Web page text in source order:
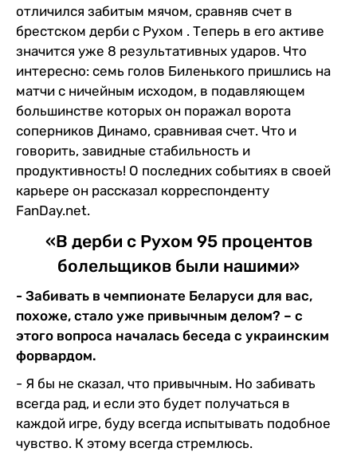
отличился забитым мячом, сравняв счет в
брестском дерби с Рухом . Теперь в его активе
значится уже 8 результативных ударов. Что
интересно: семь голов Биленького пришлись на
матчи с ничейным исходом, в подавляющем
большинстве которых он поражал ворота
соперников Динамо, сравнивая счет. Что и
говорить, завидные стабильность и
продуктивность! О последних событиях в своей
карьере он рассказал корреспонденту
FanDay.net.
«В дерби с Рухом 95 процентов
болельщиков были нашими»
- Забивать в чемпионате Беларуси для вас,
похоже, стало уже привычным делом? – с
этого вопроса началась беседа с украинским
форвардом.
- Я бы не сказал, что привычным. Но забивать
всегда рад, и если это будет получаться в
каждой игре, буду всегда испытывать подобное
чувство. К этому всегда стремлюсь.